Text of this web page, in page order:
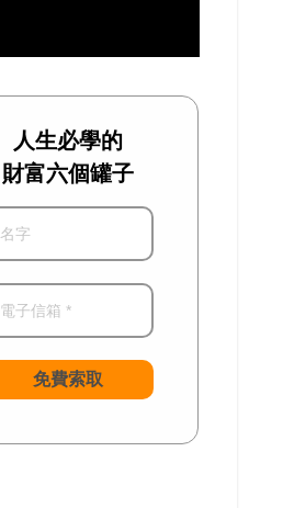
人生必學的
財富六個罐子
免費索取